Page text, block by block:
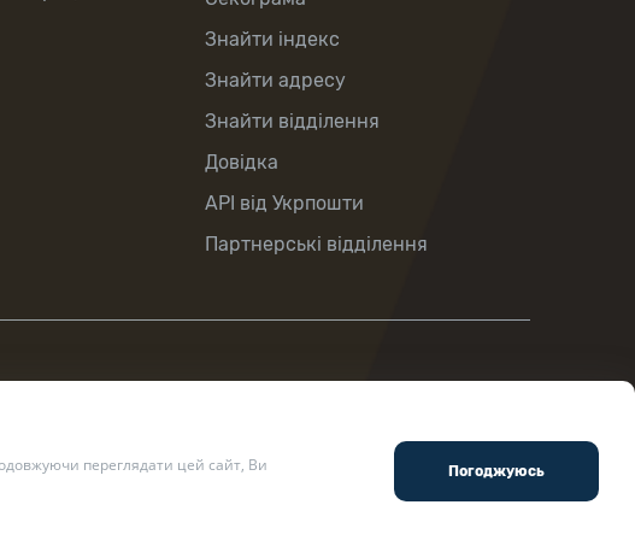
Знайти індекс
Знайти адресу
Знайти відділення
Довідка
API від Укрпошти
Партнерські відділення
переглядати цей сайт, Ви